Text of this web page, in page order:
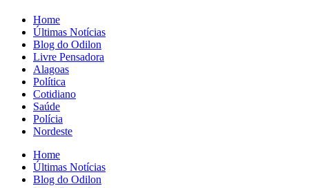
Home
Últimas Notícias
Blog do Odilon
Livre Pensadora
Alagoas
Política
Cotidiano
Saúde
Polícia
Nordeste
Home
Últimas Notícias
Blog do Odilon